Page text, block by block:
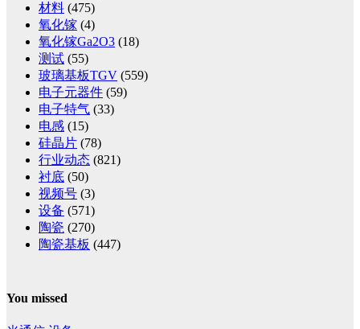
材料 (475)
氧化镓 (4)
氧化镓Ga2O3 (18)
测试 (55)
玻璃基板TGV (559)
电子元器件 (59)
电子特气 (33)
电感 (15)
硅晶片 (78)
行业动态 (821)
衬底 (50)
视频号 (3)
设备 (571)
陶瓷 (270)
陶瓷基板 (447)
You missed